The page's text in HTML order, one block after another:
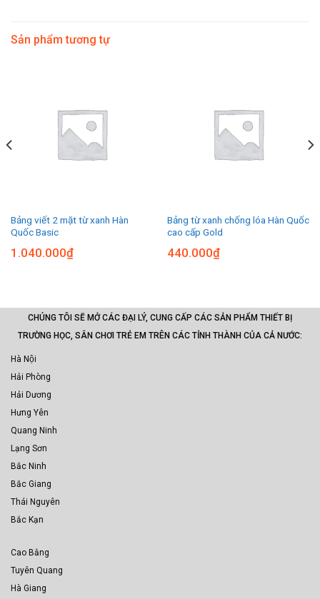
Sản phẩm tương tự
Bảng viết 2 mặt từ xanh Hàn
Quốc Basic
1.040.000₫
Bảng từ xanh chống lóa Hàn Quốc
cao cấp Gold
440.000₫
CHÚNG TÔI SẼ MỞ CÁC ĐẠI LÝ, CUNG CẤP CÁC SẢN PHẨM THIẾT BỊ
TRƯỜNG HỌC, SÂN CHƠI TRẺ EM TRÊN CÁC TỈNH THÀNH CỦA CẢ NƯỚC:
Hà Nội
Hải Phòng
Hải Dương
Hưng Yên
Quang Ninh
Lạng Sơn
Bắc Ninh
Bắc Giang
Thái Nguyên
Bắc Kạn
Cao Bằng
Tuyên Quang
Hà Giang